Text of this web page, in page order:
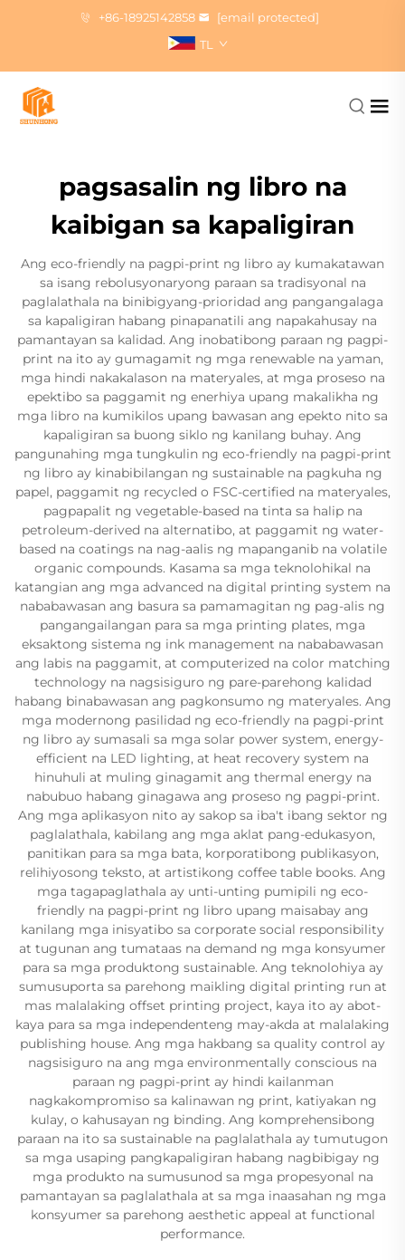
+86-18925142858
[email protected]
TL
pagsasalin ng libro na
kaibigan sa kapaligiran
Ang eco-friendly na pagpi-print ng libro ay kumakatawan
sa isang rebolusyonaryong paraan sa tradisyonal na
paglalathala na binibigyang-prioridad ang pangangalaga
sa kapaligiran habang pinapanatili ang napakahusay na
pamantayan sa kalidad. Ang inobatibong paraan ng pagpi-
print na ito ay gumagamit ng mga renewable na yaman,
mga hindi nakakalason na materyales, at mga proseso na
epektibo sa paggamit ng enerhiya upang makalikha ng
mga libro na kumikilos upang bawasan ang epekto nito sa
kapaligiran sa buong siklo ng kanilang buhay. Ang
pangunahing mga tungkulin ng eco-friendly na pagpi-print
ng libro ay kinabibilangan ng sustainable na pagkuha ng
papel, paggamit ng recycled o FSC-certified na materyales,
pagpapalit ng vegetable-based na tinta sa halip na
petroleum-derived na alternatibo, at paggamit ng water-
based na coatings na nag-aalis ng mapanganib na volatile
organic compounds. Kasama sa mga teknolohikal na
katangian ang mga advanced na digital printing system na
nababawasan ang basura sa pamamagitan ng pag-alis ng
pangangailangan para sa mga printing plates, mga
eksaktong sistema ng ink management na nababawasan
ang labis na paggamit, at computerized na color matching
technology na nagsisiguro ng pare-parehong kalidad
habang binabawasan ang pagkonsumo ng materyales. Ang
mga modernong pasilidad ng eco-friendly na pagpi-print
ng libro ay sumasali sa mga solar power system, energy-
efficient na LED lighting, at heat recovery system na
hinuhuli at muling ginagamit ang thermal energy na
nabubuo habang ginagawa ang proseso ng pagpi-print.
Ang mga aplikasyon nito ay sakop sa iba't ibang sektor ng
paglalathala, kabilang ang mga aklat pang-edukasyon,
panitikan para sa mga bata, korporatibong publikasyon,
relihiyosong teksto, at artistikong coffee table books. Ang
mga tagapaglathala ay unti-unting pumipili ng eco-
friendly na pagpi-print ng libro upang maisabay ang
kanilang mga inisyatibo sa corporate social responsibility
at tugunan ang tumataas na demand ng mga konsyumer
para sa mga produktong sustainable. Ang teknolohiya ay
sumusuporta sa parehong maikling digital printing run at
mas malalaking offset printing project, kaya ito ay abot-
kaya para sa mga independenteng may-akda at malalaking
publishing house. Ang mga hakbang sa quality control ay
nagsisiguro na ang mga environmentally conscious na
paraan ng pagpi-print ay hindi kailanman
nagkakompromiso sa kalinawan ng print, katiyakan ng
kulay, o kahusayan ng binding. Ang komprehensibong
paraan na ito sa sustainable na paglalathala ay tumutugon
sa mga usaping pangkapaligiran habang nagbibigay ng
mga produkto na sumusunod sa mga propesyonal na
pamantayan sa paglalathala at sa mga inaasahan ng mga
konsyumer sa parehong aesthetic appeal at functional
performance.